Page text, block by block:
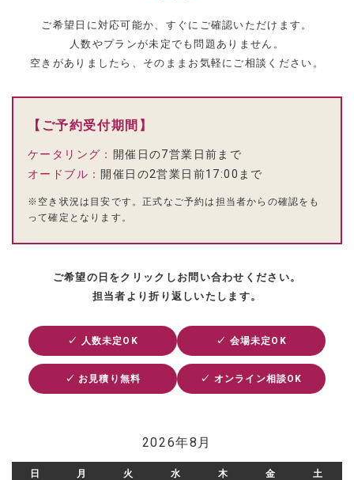
ご希望日に対応可能か、すぐにご確認いただけます。
人数やプランが未定でも問題ありません。
空きがありましたら、そのままお気軽にご相談ください。
【ご予約受付期間】
ケータリング： 開催日の7営業日前まで
オードブル： 開催日の2営業日前17:00まで
※空き状況は目安です。正式なご予約は担当者からの確認をも
って確定となります。
ご希望の日をクリックしお問い合わせください。
担当者より折り返しいたします。
✓ 人数未定OK ✓ 会場未定OK
✓ お見積り無料 ✓ オンライン相談OK
2026年8月
日 月 火 水 木 金 土